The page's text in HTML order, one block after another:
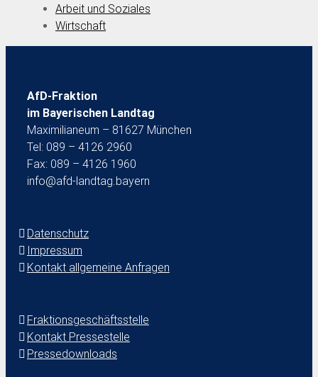
Arbeit und Soziales
Wirtschaft
AfD-Fraktion
im Bayerischen Landtag
Maximilianeum – 81627 München
Tel: 089 – 4126 2960
Fax: 089 – 4126 1960
info@afd-landtag.bayern
Datenschutz
Impressum
Kontakt allgemeine Anfragen
Fraktionsgeschäftsstelle
Kontakt Pressestelle
Pressedownloads